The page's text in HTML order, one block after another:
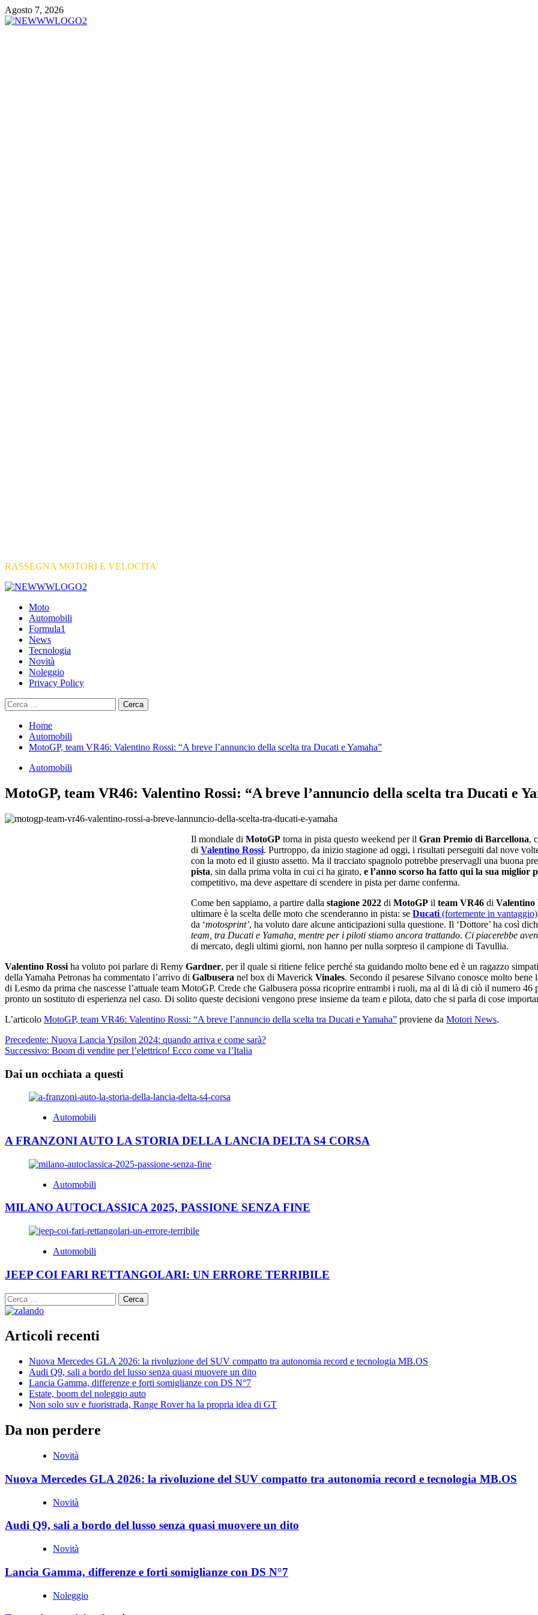
Vai
al
Agosto 7, 2026
RASSEGNA MOTORI E VELOCITA'
Primary
Moto
Automobili
Formula1
News
Tecnologia
Novità
Noleggio
Privacy Policy
Ricerca
per:
Home
Automobili
MotoGP, team VR46: Valentino Rossi: “A breve l’annuncio della scelta tra Ducati e Yamaha”
Automobili
MotoGP, team VR46: Valentino Rossi: “A breve l’annuncio della scelta tra Ducati e
Il mondiale di MotoGP torna in pista questo weekend per il Gran Premio di Barcellona,
di Valentino Rossi. Purtroppo, da inizio stagione ad oggi, i risultati perseguiti dal nove
con la moto ed il giusto assetto. Ma il tracciato spagnolo potrebbe preservagli una buona
pista, sin dalla prima volta in cui ci ha girato, e l’anno scorso ha fatto qui la sua miglior
competitivo, ma deve aspettare di scendere in pista per darne conferma.
Come ben sappiamo, a partire dalla stagione 2022 di MotoGP il team VR46 di Valentino
ultimare è la scelta delle moto che scenderanno in pista: se Ducati (fortemente in vantaggio)
da ‘motosprint’, ha voluto dare alcune anticipazioni sulla questione. Il ‘Dottore’ ha così
team, tra Ducati e Yamaha, mentre per i piloti stiamo ancora trattando. Ci piacerebbe
di mercato, degli ultimi giorni, non hanno per nulla sorpreso il campione di Tavullia.
Valentino Rossi ha voluto poi parlare di Remy Gardner, per il quale si ritiene felice perché sta guidando molto bene ed è un ragazzo
della Yamaha Petronas ha commentato l’arrivo di Galbusera nel box di Maverick Vinales. Secondo il pesarese Silvano conosce molto
di Lesmo da prima che nascesse l’attuale team MotoGP. Crede che Galbusera possa ricoprire entrambi i ruoli, ma al di là di ciò il numero 46
pronto un sostituto di esperienza nel caso. Di solito queste decisioni vengono prese insieme da team e pilota, dato che si parla di cose
L’articolo MotoGP, team VR46: Valentino Rossi: “A breve l’annuncio della scelta tra Ducati e Yamaha” proviene da Motori News.
Navigazione
articolo
Precedente: Nuova Lancia Ypsilon 2024: quando arriva e come sarà?
Successivo: Boom di vendite per l’elettrico! Ecco come va l’Italia
Dai un occhiata a questi
Automobili
A FRANZONI AUTO LA STORIA DELLA LANCIA DELTA S4 CORSA
Automobili
MILANO AUTOCLASSICA 2025, PASSIONE SENZA FINE
Automobili
JEEP COI FARI RETTANGOLARI: UN ERRORE TERRIBILE
Ricerca
per:
Articoli recenti
Nuova Mercedes GLA 2026: la rivoluzione del SUV compatto tra autonomia record e tecnologia MB.OS
Audi Q9, sali a bordo del lusso senza quasi muovere un dito
Lancia Gamma, differenze e forti somiglianze con DS N°7
Estate, boom del noleggio auto
Non solo suv e fuoristrada, Range Rover ha la propria idea di GT
Da non perdere
Novità
Nuova Mercedes GLA 2026: la rivoluzione del SUV compatto tra autonomia record e tecnologia MB.OS
Novità
Audi Q9, sali a bordo del lusso senza quasi muovere un dito
Novità
Lancia Gamma, differenze e forti somiglianze con DS N°7
Noleggio